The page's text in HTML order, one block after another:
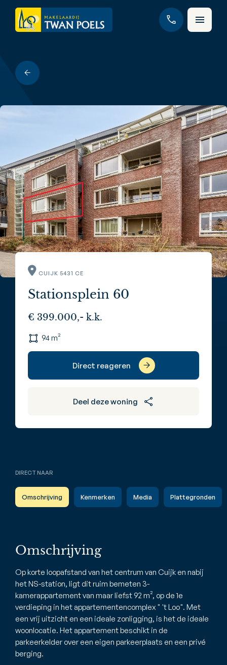
CUIJK 5431 CE
Stationsplein 60
€ 399.000,- k.k.
94 m²
Direct reageren
Deel deze woning
DIRECT NAAR
Omschrijving Kenmerken Media Plattegronden
Omschrijving
Op korte loopafstand van het centrum van Cuijk en nabij
het NS-station, ligt dit ruim bemeten 3-
kamerappartement van maar liefst 92 m², op de 1e
verdieping in het appartementencomplex " 't Loo". Met
een vrij uitzicht en een ideale zonligging, is het de ideale
woonlocatie. Het appartement beschikt in de
parkeerkelder over een eigen parkeerplaats en een privé
berging.